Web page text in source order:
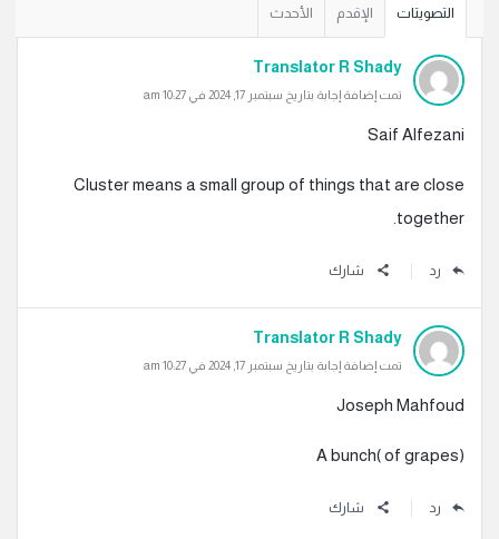
التصويتات الإقدم الأحدث
Translator R Shady
تمت إضافة إجابة بتاريخ سبتمبر 17, 2024 في 10:27 am
Saif Alfezani
Cluster means a small group of things that are close
together.
رد شارك
Translator R Shady
تمت إضافة إجابة بتاريخ سبتمبر 17, 2024 في 10:27 am
Joseph Mahfoud
A bunch( of grapes)
رد شارك